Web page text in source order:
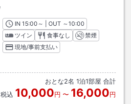
INチェックイン
15:00 ～ | OUT チェックアウト
～10:00
ツイン
食事なし
禁煙
現地/事前支払い
おとな2名 1泊1部屋 合計
税込 10,000円 〜 16,000円